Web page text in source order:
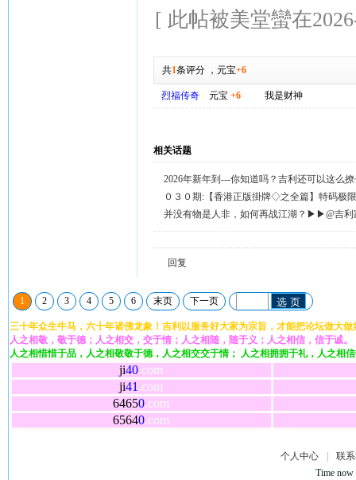
[ 此帖被美堂蠻在
共1条评分， 元宝+6
烈福传奇 元宝 +6 我是财神
相关话题
2026年新年到---你知道吗？吉利还可以这么
天天送58元宝，只需签到就有。
０３０期:【香港正版掛牌◇之全篇】特码极
整正版◇综合资料】←已更新.
并没有物是人非，如何再战江湖？▶▶@吉利
回复留言◀◀
回复
1 2 3 4 5 6 末页 下一页 选 页
三十年众生牛马，六十年诸佛龙象！吉利以服务好大家为宗旨，才能把论坛做大做
人之相敬，敬于德；人之相交，交于情；人之相随，随于义；人之相信，信于诚。
人之相惜惜于品，人之相敬敬于德，人之相交交于情； 人之相拥拥于礼，人之相
ji40.com
ji41 .com
64650.com
65640.com
个人中心
联
Time now